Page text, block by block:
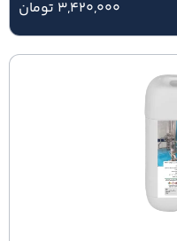
3,420,000 تومان